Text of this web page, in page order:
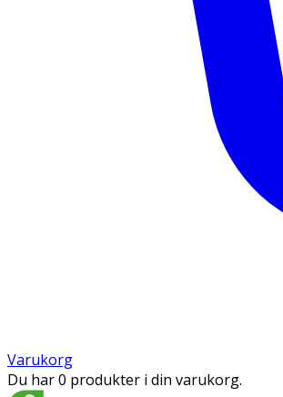
Varukorg
Du har 0 produkter i din varukorg.